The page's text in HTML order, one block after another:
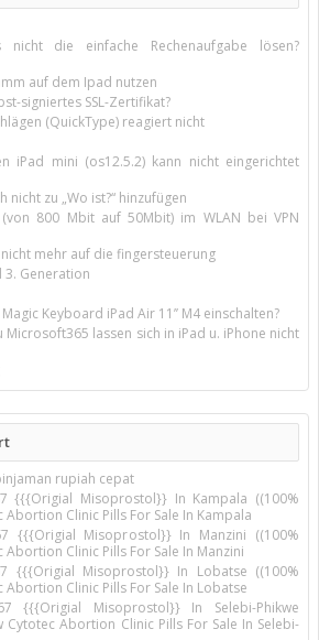
die einfache Rechenaufgabe lösen?
auf dem Ipad nutzen
signiertes SSL-Zertifikat?
(QuickType) reagiert nicht
iPad mini (os12.5.2) kann nicht eingerichtet
nicht zu „Wo ist?“ hinzufügen
(von 800 Mbit auf 50Mbit) im WLAN bei VPN
mehr auf die fingersteuerung
3. Generation
Keyboard iPad Air 11’’ M4 einschalten?
Microsoft365 lassen sich in iPad u. iPhone nicht
rupiah cepat
{{{Origial Misoprostol}} In Kampala ((100%
Abortion Clinic Pills For Sale In Kampala
{{{Origial Misoprostol}} In Manzini ((100%
Abortion Clinic Pills For Sale In Manzini
{{{Origial Misoprostol}} In Lobatse ((100%
Abortion Clinic Pills For Sale In Lobatse
{{{Origial Misoprostol}} In Selebi-Phikwe
Cytotec Abortion Clinic Pills For Sale In Selebi-